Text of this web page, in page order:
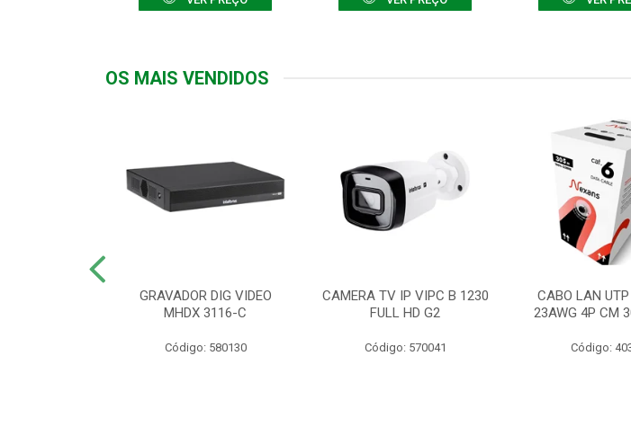
OS MAIS VENDIDOS
GRAVADOR DIG VIDEO
MHDX 3116-C
Código: 580130
CAMERA TV IP VIPC B 1230
FULL HD G2
Código: 570041
CABO LAN
23AWG 4P CM
Código: